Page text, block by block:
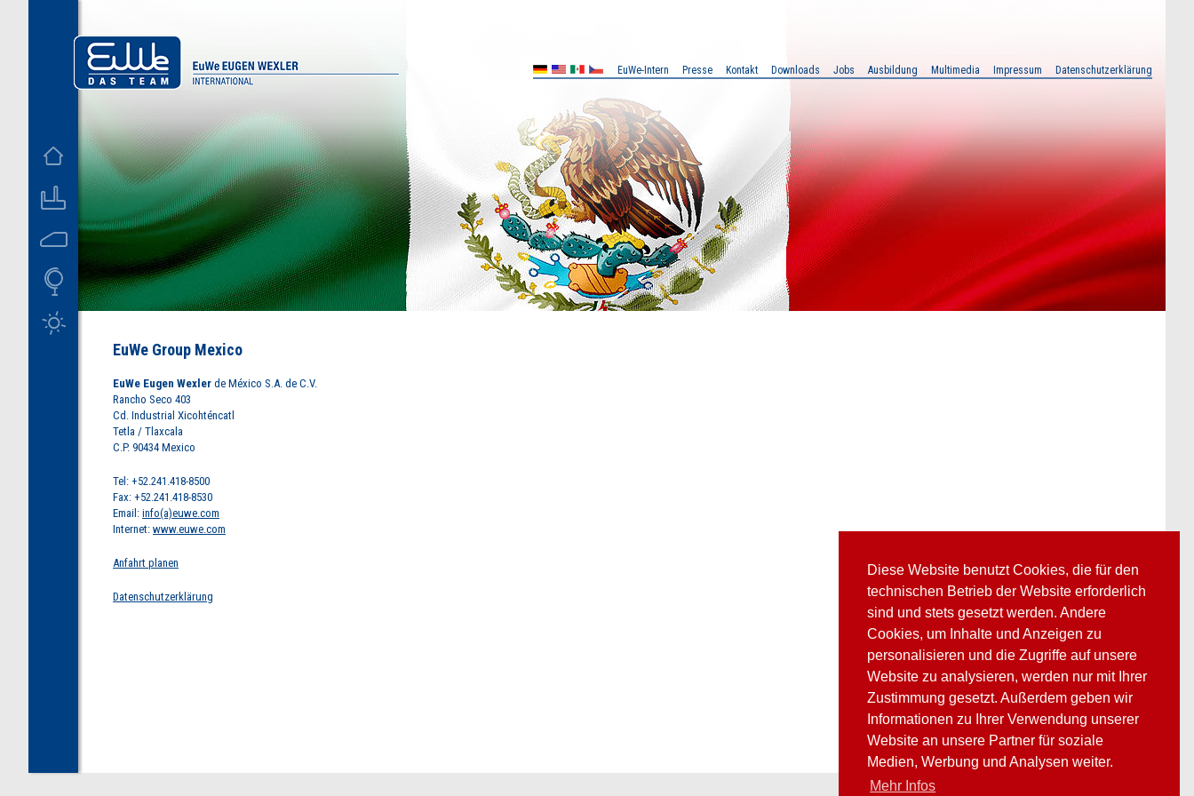
Diese Website benutzt Cookies, die für den
technischen Betrieb der Website erforderlich
sind und stets gesetzt werden. Andere
Cookies, um Inhalte und Anzeigen zu
personalisieren und die Zugriffe auf unsere
Website zu analysieren, werden nur mit Ihrer
Zustimmung gesetzt. Außerdem geben wir
Informationen zu Ihrer Verwendung unserer
Website an unsere Partner für soziale
Medien, Werbung und Analysen weiter.
Mehr Infos
EuWe Group Mexico
EuWe Eugen Wexler de México S.A. de C.V.
Rancho Seco 403
Cd. Industrial Xicohténcatl
Tetla / Tlaxcala
C.P. 90434 Mexico
Tel: +52.241.418-8500
Fax: +52.241.418-8530
Email: info(a)euwe.com
Internet: www.euwe.com
Anfahrt planen
Datenschutzerklärung
D US MX EuWe-Intern Presse Kontakt Downloads Jobs Ausbildung Multimedia Impressum Datenschutzerklärung